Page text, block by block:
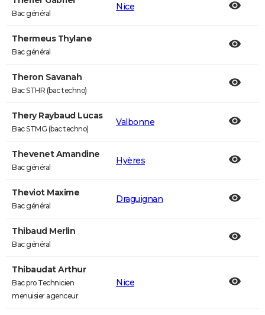
Bac général
Nice
Thermeus Thylane
Bac général
Theron Savanah
Bac STHR (bac techno)
Thery Raybaud Lucas
Bac STMG (bac techno)
Valbonne
Thevenet Amandine
Bac général
Hyères
Theviot Maxime
Bac général
Draguignan
Thibaud Merlin
Bac général
Thibaudat Arthur
Bac pro Technicien
menuisier agenceur
Nice